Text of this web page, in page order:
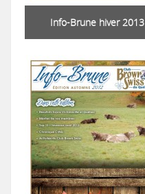
Info-Brune hiver 2013